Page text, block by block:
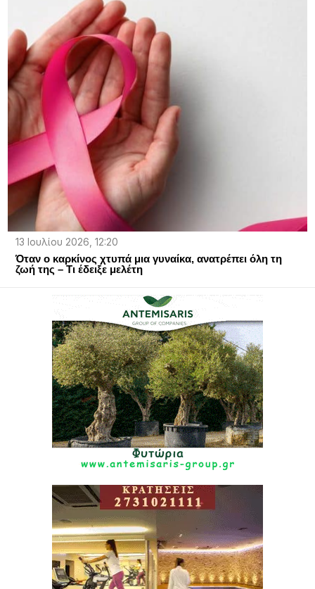
13 Ιουλίου 2026, 12:20
Όταν ο καρκίνος χτυπά μια γυναίκα, ανατρέπει όλη τη
ζωή της – Τι έδειξε μελέτη